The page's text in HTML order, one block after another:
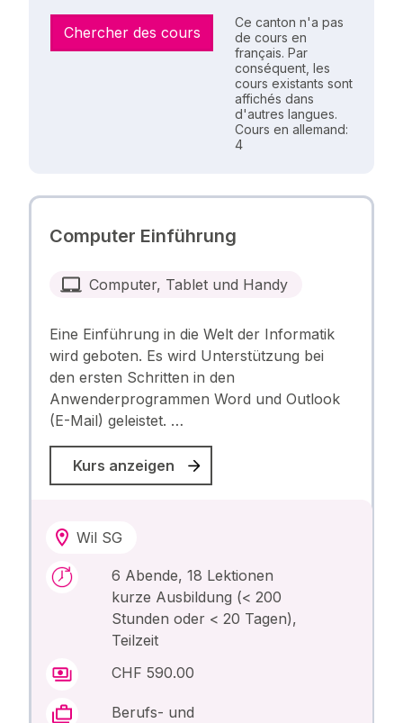
Chercher des cours
Ce canton n'a pas
de cours en
français. Par
conséquent, les
cours existants sont
affichés dans
d'autres langues.
Cours en allemand:
4
Computer Einführung
Computer, Tablet und Handy
Eine Einführung in die Welt der Informatik
wird geboten. Es wird Unterstützung bei
den ersten Schritten in den
Anwenderprogrammen Word und Outlook
(E-Mail) geleistet. …
Kurs anzeigen
Wil SG
6 Abende, 18 Lektionen
kurze Ausbildung (< 200
Stunden oder < 20 Tagen),
Teilzeit
CHF 590.00
Berufs- und